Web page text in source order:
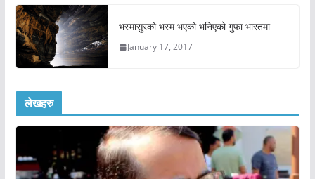
भस्मासुरको भस्म भएको भनिएको गुफा भारतमा
January 17, 2017
लेखहरु